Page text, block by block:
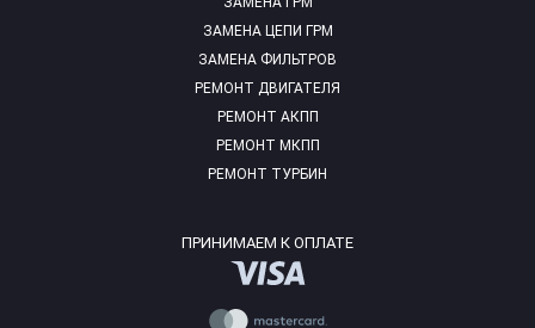
ЗАМЕНА ЦЕПИ ГРМ
ЗАМЕНА ФИЛЬТРОВ
РЕМОНТ ДВИГАТЕЛЯ
РЕМОНТ АКПП
РЕМОНТ МКПП
РЕМОНТ ТУРБИН
ПРИНИМАЕМ К ОПЛАТЕ